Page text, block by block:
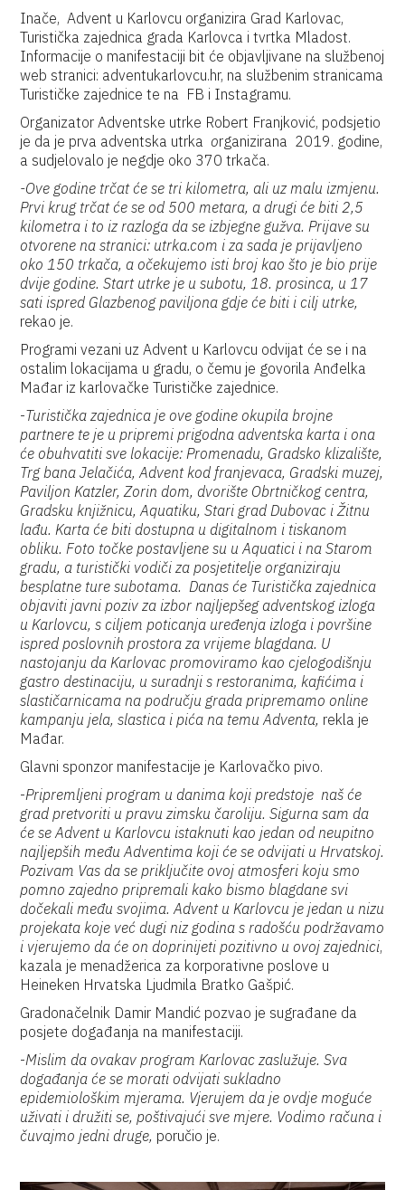
Inače, Advent u Karlovcu organizira Grad Karlovac,
Turistička zajednica grada Karlovca i tvrtka Mladost.
Informacije o manifestaciji bit će objavljivane na službenoj
web stranici: adventukarlovcu.hr, na službenim stranicama
Turističke zajednice te na FB i Instagramu.
Organizator Adventske utrke Robert Franjković, podsjetio
je da je prva adventska utrka organizirana 2019. godine,
a sudjelovalo je negdje oko 370 trkača.
-Ove godine trčat će se tri kilometra, ali uz malu izmjenu.
Prvi krug trčat će se od 500 metara, a drugi će biti 2,5
kilometra i to iz razloga da se izbjegne gužva. Prijave su
otvorene na stranici: utrka.com i za sada je prijavljeno
oko 150 trkača, a očekujemo isti broj kao što je bio prije
dvije godine. Start utrke je u subotu, 18. prosinca, u 17
sati ispred Glazbenog paviljona gdje će biti i cilj utrke,
rekao je.
Programi vezani uz Advent u Karlovcu odvijat će se i na
ostalim lokacijama u gradu, o čemu je govorila Anđelka
Mađar iz karlovačke Turističke zajednice.
-Turistička zajednica je ove godine okupila brojne
partnere te je u pripremi prigodna adventska karta i ona
će obuhvatiti sve lokacije: Promenadu, Gradsko klizalište,
Trg bana Jelačića, Advent kod franjevaca, Gradski muzej,
Paviljon Katzler, Zorin dom, dvorište Obrtničkog centra,
Gradsku knjižnicu, Aquatiku, Stari grad Dubovac i Žitnu
lađu. Karta će biti dostupna u digitalnom i tiskanom
obliku. Foto točke postavljene su u Aquatici i na Starom
gradu, a turistički vodiči za posjetitelje organiziraju
besplatne ture subotama. Danas će Turistička zajednica
objaviti javni poziv za izbor najljepšeg adventskog izloga
u Karlovcu, s ciljem poticanja uređenja izloga i površine
ispred poslovnih prostora za vrijeme blagdana. U
nastojanju da Karlovac promoviramo kao cjelogodišnju
gastro destinaciju, u suradnji s restoranima, kafićima i
slastičarnicama na području grada pripremamo online
kampanju jela, slastica i pića na temu Adventa, rekla je
Mađar.
Glavni sponzor manifestacije je Karlovačko pivo.
-Pripremljeni program u danima koji predstoje naš će
grad pretvoriti u pravu zimsku čaroliju. Sigurna sam da
će se Advent u Karlovcu istaknuti kao jedan od neupitno
najljepših među Adventima koji će se odvijati u Hrvatskoj.
Pozivam Vas da se priključite ovoj atmosferi koju smo
pomno zajedno pripremali kako bismo blagdane svi
dočekali među svojima. Advent u Karlovcu je jedan u nizu
projekata koje već dugi niz godina s radošću podržavamo
i vjerujemo da će on doprinijeti pozitivno u ovoj zajednici,
kazala je menadžerica za korporativne poslove u
Heineken Hrvatska Ljudmila Bratko Gašpić.
Gradonačelnik Damir Mandić pozvao je sugrađane da
posjete događanja na manifestaciji.
-Mislim da ovakav program Karlovac zaslužuje. Sva
događanja će se morati odvijati sukladno
epidemiološkim mjerama. Vjerujem da je ovdje moguće
uživati i družiti se, poštivajući sve mjere. Vodimo računa i
čuvajmo jedni druge, poručio je.